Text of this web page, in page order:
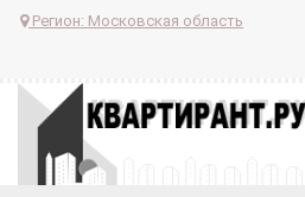
Регион: Московская область